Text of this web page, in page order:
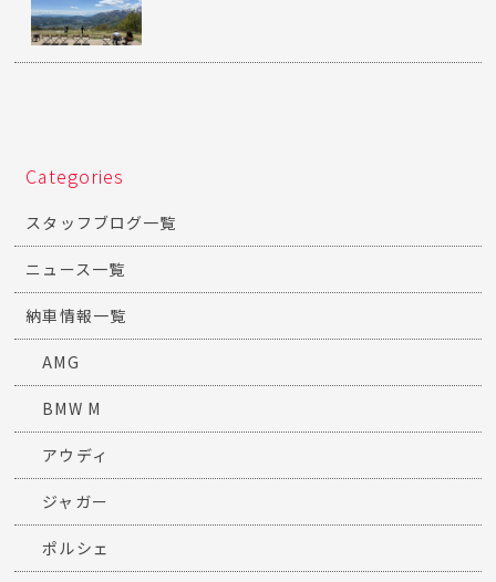
Categories
スタッフブログ一覧
ニュース一覧
納車情報一覧
AMG
BMW M
アウディ
ジャガー
ポルシェ